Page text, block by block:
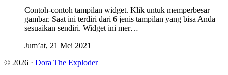
Contoh-contoh tampilan widget. Klik untuk memperbesar
gambar. Saat ini terdiri dari 6 jenis tampilan yang bisa Anda
sesuaikan sendiri. Widget ini mer…
Jum’at, 21 Mei 2021
© 2026 · Dora The Exploder